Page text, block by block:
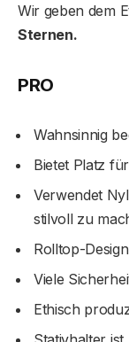
Wir geben dem
Sternen.
PRO
Wahnsinnig
Bietet Platz
Verwendet
stilvoll zu
Rolltop-Design
Viele
Ethisch